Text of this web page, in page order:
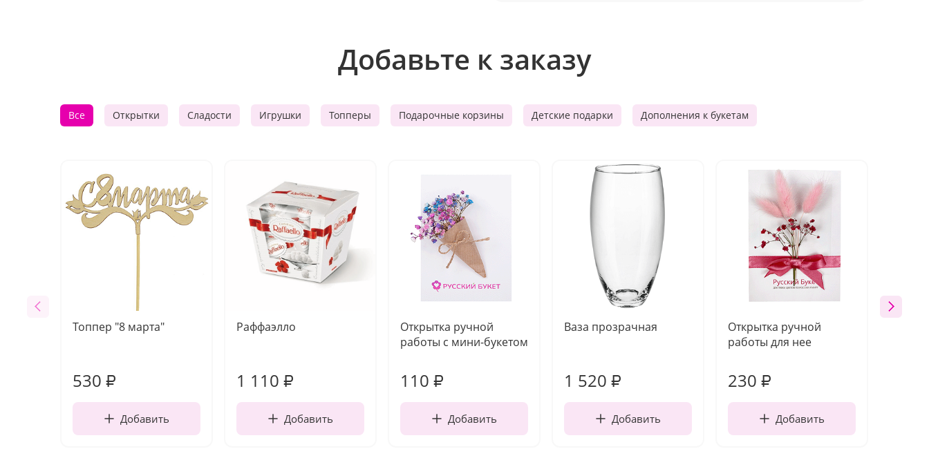
Добавьте к заказу
Все Открытки Сладости Игрушки Топперы Подарочные корзины Детские подарки Дополнения к букетам
Топпер "8 марта"
530 ₽
Добавить
Раффаэлло
1 110 ₽
Добавить
Открытка ручной
работы с мини-букетом
110 ₽
Добавить
Ваза прозрачная
1 520 ₽
Добавить
Открытка ручной
работы для нее
230 ₽
Добавить